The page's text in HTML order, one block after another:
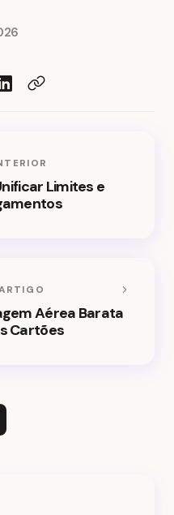
Limites e
Aérea Barata
Cartões
será publicado.